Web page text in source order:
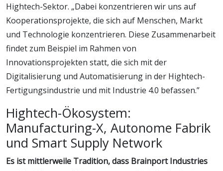
Hightech-Sektor. „Dabei konzentrieren wir uns auf
Kooperationsprojekte, die sich auf Menschen, Markt
und Technologie konzentrieren. Diese Zusammenarbeit
findet zum Beispiel im Rahmen von
Innovationsprojekten statt, die sich mit der
Digitalisierung und Automatisierung in der Hightech-
Fertigungsindustrie und mit Industrie 4.0 befassen.”
Hightech-Ökosystem:
Manufacturing-X, Autonome Fabrik
und Smart Supply Network
Es ist mittlerweile Tradition, dass Brainport Industries